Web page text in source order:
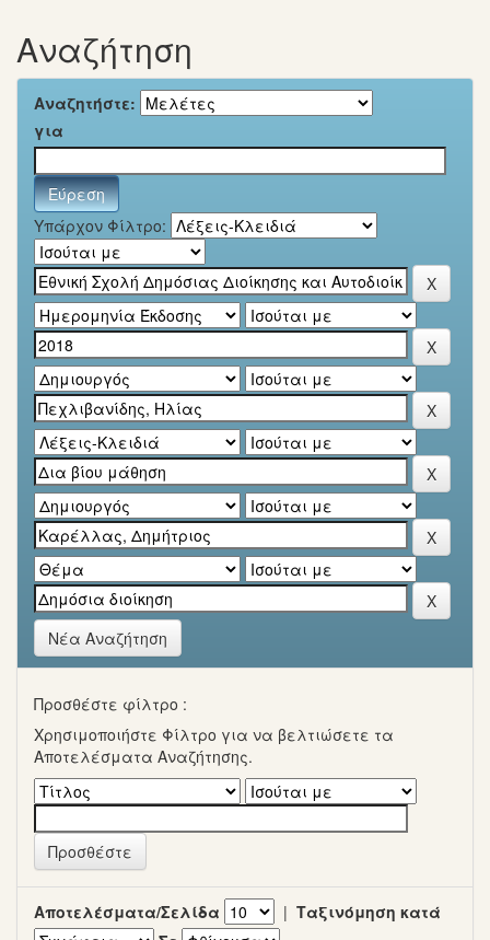
Αναζήτηση
Αναζητήστε:
για
Υπάρχον Φίλτρο:
Νέα Αναζήτηση
Προσθέστε φίλτρο :
Χρησιμοποιήστε Φίλτρο για να βελτιώσετε τα
Αποτελέσματα Αναζήτησης.
Αποτελέσματα/Σελίδα | Ταξινόμηση κατά